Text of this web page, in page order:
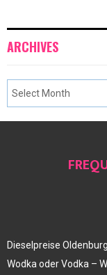
ARCHIVES
Dieselpreise
Wodka oder Vodka –